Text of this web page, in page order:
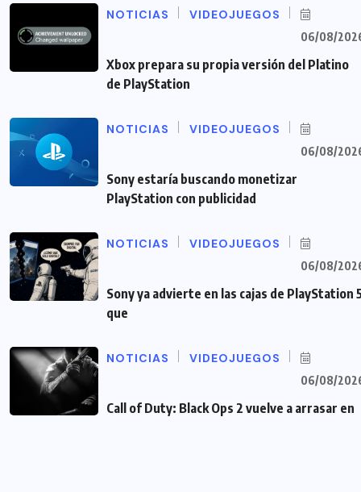
NOTICIAS VIDEOJUEGOS
06/08/
Xbox prepara su propia versión del Platino
de PlayStation
NOTICIAS VIDEOJUEGOS
06/08/
Sony estaría buscando monetizar
PlayStation con publicidad
NOTICIAS VIDEOJUEGOS
06/08/
Sony ya advierte en las cajas de PlayStation
que
NOTICIAS VIDEOJUEGOS
06/08/
Call of Duty: Black Ops 2 vuelve a arrasar en